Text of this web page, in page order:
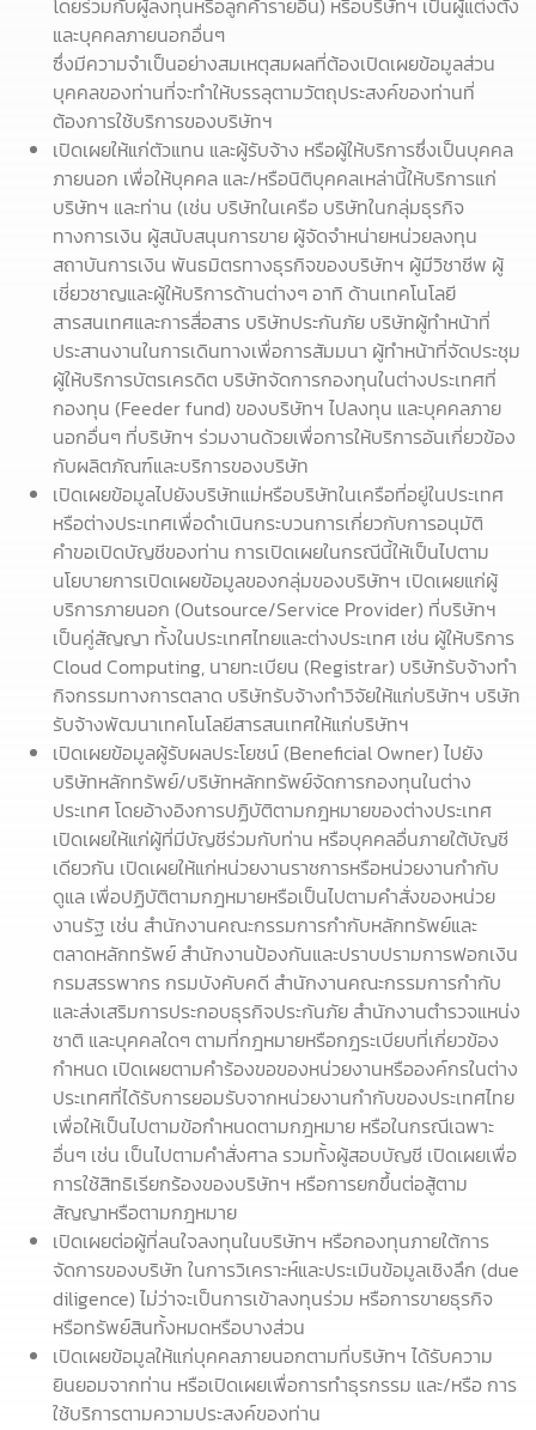
โดยร่วมกับผู้ลงทุนหรือลูกค้ารายอื่น) หรือบริษัทฯ เป็นผู้แต่งตั้ง
และบุคคลภายนอกอื่นๆ
ซึ่งมีความจำเป็นอย่างสมเหตุสมผลที่ต้องเปิดเผยข้อมูลส่วน
บุคคลของท่านที่จะทำให้บรรลุตามวัตถุประสงค์ของท่านที่
ต้องการใช้บริการของบริษัทฯ
เปิดเผยให้แก่ตัวแทน และผู้รับจ้าง หรือผู้ให้บริการซึ่งเป็นบุคคล
ภายนอก เพื่อให้บุคคล และ/หรือนิติบุคคลเหล่านี้ให้บริการแก่
บริษัทฯ และท่าน (เช่น บริษัทในเครือ บริษัทในกลุ่มธุรกิจ
ทางการเงิน ผู้สนับสนุนการขาย ผู้จัดจำหน่ายหน่วยลงทุน
สถาบันการเงิน พันธมิตรทางธุรกิจของบริษัทฯ ผู้มีวิชาชีพ ผู้
เชี่ยวชาญและผู้ให้บริการด้านต่างๆ อาทิ ด้านเทคโนโลยี
สารสนเทศและการสื่อสาร บริษัทประกันภัย บริษัทผู้ทำหน้าที่
ประสานงานในการเดินทางเพื่อการสัมมนา ผู้ทำหน้าที่จัดประชุม
ผู้ให้บริการบัตรเครดิต บริษัทจัดการกองทุนในต่างประเทศที่
กองทุน (Feeder fund) ของบริษัทฯ ไปลงทุน และบุคคลภาย
นอกอื่นๆ ที่บริษัทฯ ร่วมงานด้วยเพื่อการให้บริการอันเกี่ยวข้อง
กับผลิตภัณฑ์และบริการของบริษัท
เปิดเผยข้อมูลไปยังบริษัทแม่หรือบริษัทในเครือที่อยู่ในประเทศ
หรือต่างประเทศเพื่อดำเนินกระบวนการเกี่ยวกับการอนุมัติ
คำขอเปิดบัญชีของท่าน การเปิดเผยในกรณีนี้ให้เป็นไปตาม
นโยบายการเปิดเผยข้อมูลของกลุ่มของบริษัทฯ เปิดเผยแก่ผู้
บริการภายนอก (Outsource/Service Provider) ที่บริษัทฯ
เป็นคู่สัญญา ทั้งในประเทศไทยและต่างประเทศ เช่น ผู้ให้บริการ
Cloud Computing, นายทะเบียน (Registrar) บริษัทรับจ้างทำ
กิจกรรมทางการตลาด บริษัทรับจ้างทำวิจัยให้แก่บริษัทฯ บริษัท
รับจ้างพัฒนาเทคโนโลยีสารสนเทศให้แก่บริษัทฯ
เปิดเผยข้อมูลผู้รับผลประโยชน์ (Beneficial Owner) ไปยัง
บริษัทหลักทรัพย์/บริษัทหลักทรัพย์จัดการกองทุนในต่าง
ประเทศ โดยอ้างอิงการปฏิบัติตามกฎหมายของต่างประเทศ
เปิดเผยให้แก่ผู้ที่มีบัญชีร่วมกับท่าน หรือบุคคลอื่นภายใต้บัญชี
เดียวกัน เปิดเผยให้แก่หน่วยงานราชการหรือหน่วยงานกำกับ
ดูแล เพื่อปฏิบัติตามกฎหมายหรือเป็นไปตามคำสั่งของหน่วย
งานรัฐ เช่น สำนักงานคณะกรรมการกำกับหลักทรัพย์และ
ตลาดหลักทรัพย์ สำนักงานป้องกันและปราบปรามการฟอกเงิน
กรมสรรพากร กรมบังคับคดี สำนักงานคณะกรรมการกำกับ
และส่งเสริมการประกอบธุรกิจประกันภัย สำนักงานตำรวจแหน่ง
ชาติ และบุคคลใดๆ ตามที่กฎหมายหรือกฎระเบียบที่เกี่ยวข้อง
กำหนด เปิดเผยตามคำร้องขอของหน่วยงานหรือองค์กรในต่าง
ประเทศที่ได้รับการยอมรับจากหน่วยงานกำกับของประเทศไทย
เพื่อให้เป็นไปตามข้อกำหนดตามกฎหมาย หรือในกรณีเฉพาะ
อื่นๆ เช่น เป็นไปตามคำสั่งศาล รวมทั้งผู้สอบบัญชี เปิดเผยเพื่อ
การใช้สิทธิเรียกร้องของบริษัทฯ หรือการยกขึ้นต่อสู้ตาม
สัญญาหรือตามกฎหมาย
เปิดเผยต่อผู้ที่ลนใจลงทุนในบริษัทฯ หรือกองทุนภายใต้การ
จัดการของบริษัท ในการวิเคราะห์และประเมินข้อมูลเชิงลึก (due
diligence) ไม่ว่าจะเป็นการเข้าลงทุนร่วม หรือการขายธุรกิจ
หรือทรัพย์สินทั้งหมดหรือบางส่วน
เปิดเผยข้อมูลให้แก่บุคคลภายนอกตามที่บริษัทฯ ได้รับความ
ยินยอมจากท่าน หรือเปิดเผยเพื่อการทำธุรกรรม และ/หรือ การ
ใช้บริการตามความประสงค์ของท่าน